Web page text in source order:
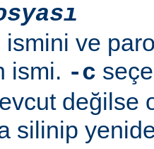
ismini ve
ismi. -c
değilse
silinip